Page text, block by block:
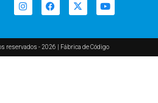
reservados - 2026 | Fábrica de Código